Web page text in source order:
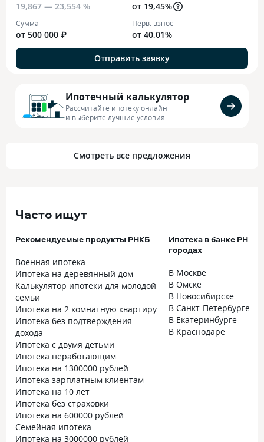
19,867 — 23,554 % от 19,45%
Сумма
от 500 000 ₽
Перв. взнос
от 40,01%
Отправить заявку
Ипотечный калькулятор
Рассчитайте ипотеку онлайн
и выберите лучшие условия
Смотреть все предложения
Часто ищут
Рекомендуемые продукты РНКБ
Военная ипотека
Ипотека на деревянный дом
Калькулятор ипотеки для молодой
семьи
Ипотека на 2 комнатную квартиру
Ипотека без подтверждения
дохода
Ипотека с двумя детьми
Ипотека неработающим
Ипотека на 1300000 рублей
Ипотека зарплатным клиентам
Ипотека на 10 лет
Ипотека без страховки
Ипотека на 600000 рублей
Семейная ипотека
Ипотека на 3000000 рублей
Ипотека в банке РНКБ
городах
В Москве
В Омске
В Новосибирске
В Санкт-Петербурге
В Екатеринбурге
В Краснодаре